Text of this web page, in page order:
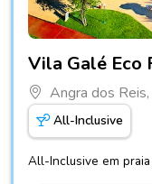
Vila Galé Eco
Angra dos Reis,
All-Inclusive
All-Inclusive em